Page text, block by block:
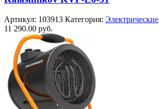
Артикул: 103913 Категория: Электрические
11 290.00 руб.